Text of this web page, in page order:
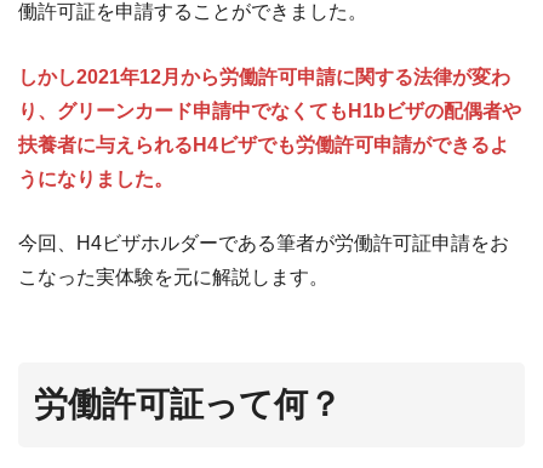
働許可証を申請することができました。
しかし2021年12月から労働許可申請に関する法律が変わ
り、グリーンカード申請中でなくてもH1bビザの配偶者や
扶養者に与えられるH4ビザでも労働許可申請ができるよ
うになりました。
今回、H4ビザホルダーである筆者が労働許可証申請をお
こなった実体験を元に解説します。
労働許可証って何？